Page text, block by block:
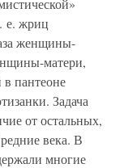
е. жриц
женщины-
матери,
пантеоне
Задача
от остальных,
века. В
многие